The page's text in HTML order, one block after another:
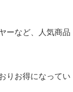
ーなど、人気商品
りお得になってい